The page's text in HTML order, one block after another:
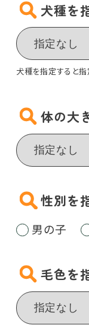
犬種を
犬種を指定すると指
体の大
性別を
男の子
毛色を